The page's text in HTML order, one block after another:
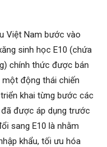
Việt Nam bước vào
sinh học E10 (chứa
chính thức được bán
động thái chiến
khai từng bước các
được áp dụng trước
sang E10 là nhằm
khẩu, tối ưu hóa